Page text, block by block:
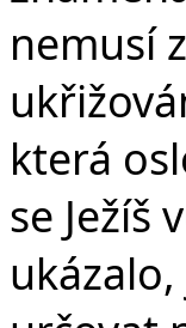
nemusí
která
se Ježíš